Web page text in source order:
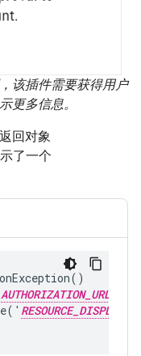
该插件需要获得用户
更多信息。
回对象
了一个
AUTHORIZATION_URL